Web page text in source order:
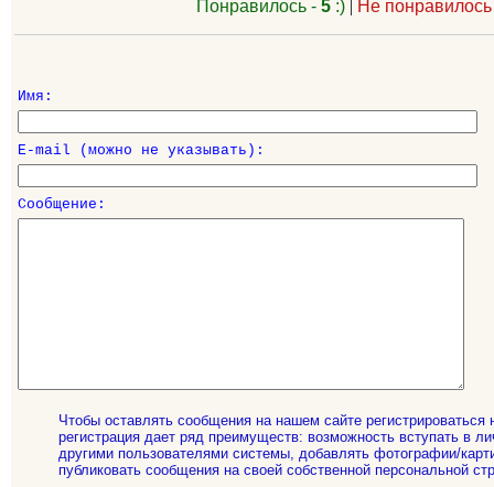
Понравилось - 5:)| Не
Имя:
E-mail (можно не указывать):
Сообщение:
Чтобы оставлять сообщения на нашем сайте регистрироваться
регистрация дает ряд преимуществ: возможность вступать в
другими пользователями системы, добавлять фотографии/
публиковать сообщения на своей собственной персональной